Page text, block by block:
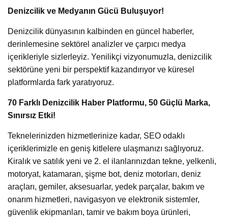
Denizcilik ve Medyanın Gücü Buluşuyor!
Denizcilik dünyasının kalbinden en güncel haberler,
derinlemesine sektörel analizler ve çarpıcı medya
içerikleriyle sizlerleyiz. Yenilikçi vizyonumuzla, denizcilik
sektörüne yeni bir perspektif kazandırıyor ve küresel
platformlarda fark yaratıyoruz.
70 Farklı Denizcilik Haber Platformu, 50 Güçlü Marka,
Sınırsız Etki!
Teknelerinizden hizmetlerinize kadar, SEO odaklı
içeriklerimizle en geniş kitlelere ulaşmanızı sağlıyoruz.
Kiralık ve satılık yeni ve 2. el ilanlarınızdan tekne, yelkenli,
motoryat, katamaran, şişme bot, deniz motorları, deniz
araçları, gemiler, aksesuarlar, yedek parçalar, bakım ve
onarım hizmetleri, navigasyon ve elektronik sistemler,
güvenlik ekipmanları, tamir ve bakım boya ürünleri,